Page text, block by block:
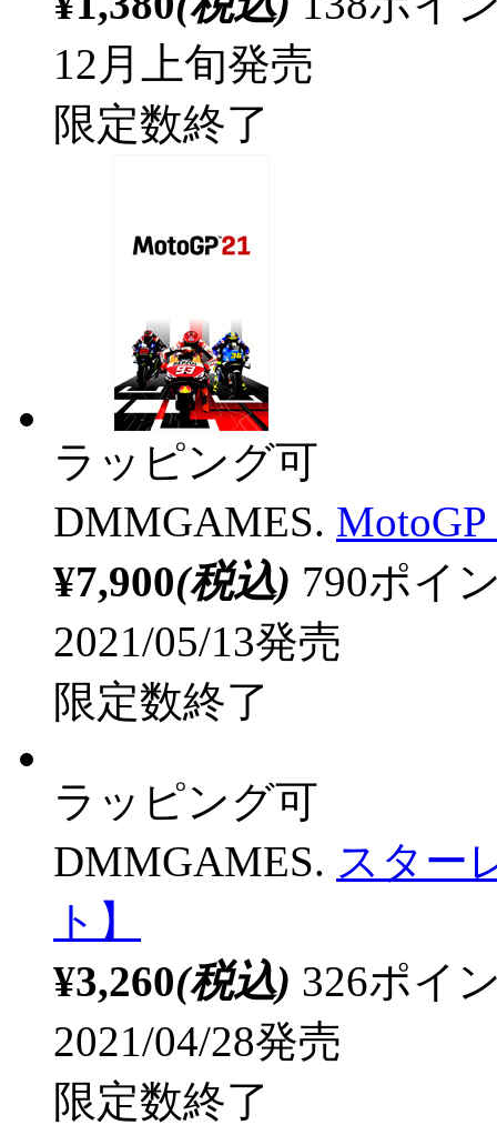
12月上旬発売
限定数終了
ラッピング可
DMMGAMES.
¥7,900(税込) 790ポイ
2021/05/13発売
限定数終了
ラッピング可
DMMGAMES.